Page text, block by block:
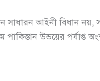
সাধারন আইনী বিধান
উভয়ের পর্যাপ্ত